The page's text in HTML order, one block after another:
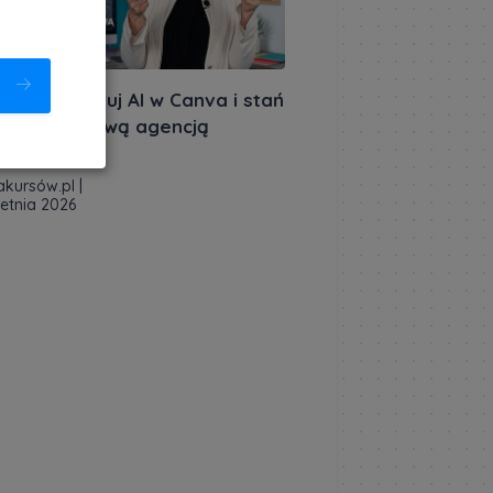
Opanuj AI w Canva i stań
jednoosobową agencją
2026